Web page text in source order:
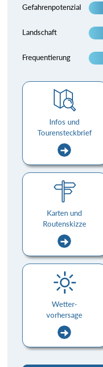
Gefahrenpotenzial
Landschaft
Frequentierung
Infos und
Tourensteckbrief
Karten und
Routenskizze
Wetter-
vorhersage